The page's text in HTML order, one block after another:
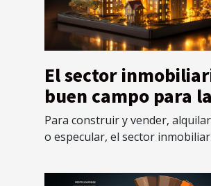
El sector
buen campo para la
inversión
Para construir y vender,
o especular, el sector